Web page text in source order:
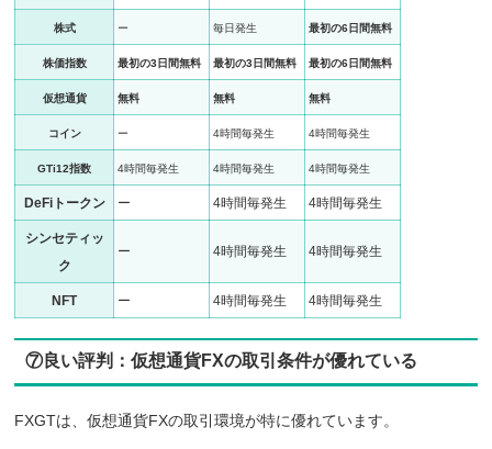
株式 ー 毎日発生 最初の6日間無料
株価指数 最初の3日間無料 最初の3日間無料 最初の6日間無料
仮想通貨 無料 無料 無料
コイン ー 4時間毎発生 4時間毎発生
GTi12指数 4時間毎発生 4時間毎発生 4時間毎発生
DeFiトークン ー 4時間毎発生 4時間毎発生
シンセティッ
ク
ー 4時間毎発生 4時間毎発生
NFT ー 4時間毎発生 4時間毎発生
⑦良い評判：仮想通貨FXの取引条件が優れている
FXGTは、仮想通貨FXの取引環境が特に優れています。